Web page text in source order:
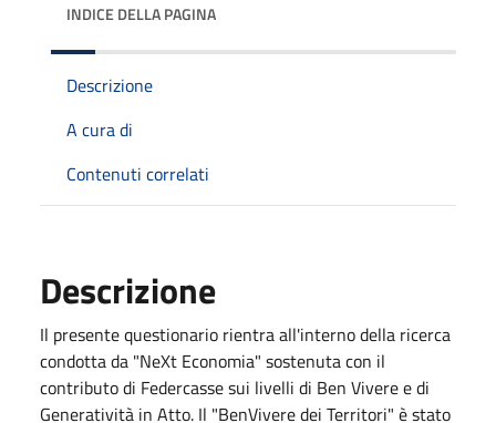
INDICE DELLA PAGINA
Descrizione
A cura di
Contenuti correlati
Descrizione
Il presente questionario rientra all'interno della ricerca
condotta da "NeXt Economia" sostenuta con il
contributo di Federcasse sui livelli di Ben Vivere e di
Generatività in Atto. Il "BenVivere dei Territori" è stato